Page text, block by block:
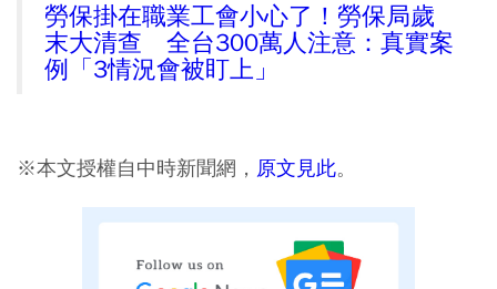
勞保掛在職業工會小心了！勞保局歲
末大清查 全台300萬人注意：真實案
例「3情況會被盯上」
※本文授權自中時新聞網， 原文見此。